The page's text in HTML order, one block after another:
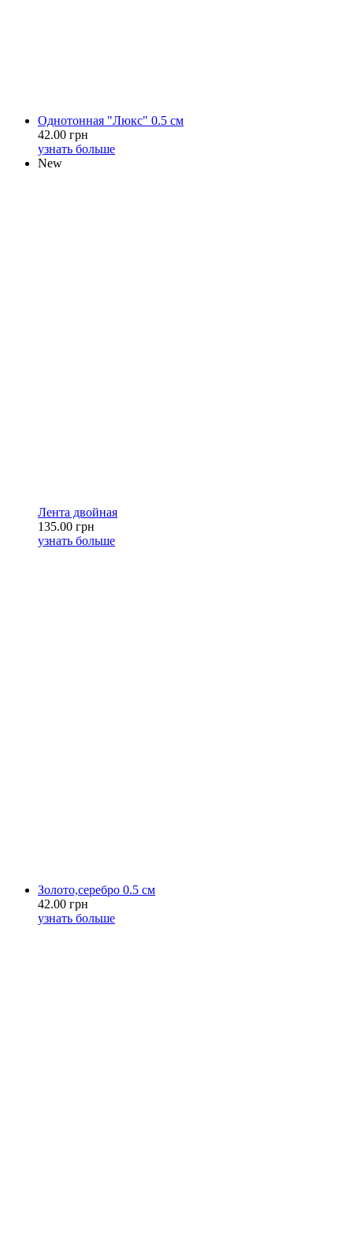
Однотонная "Люкс" 0.5 см
42.00 грн
узнать больше
New
Лента двойная
135.00 грн
узнать больше
Золото,серебро 0.5 см
42.00 грн
узнать больше